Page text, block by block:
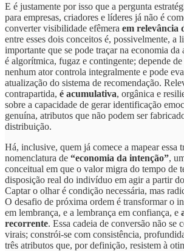
E é justamente por isso que a pergunta
para empresas, criadores e líderes já não é
converter visibilidade efêmera em relevância
entre esses dois conceitos é, possivelmente, a
importante que se pode traçar na economia
é algorítmica, fugaz e contingente; depende
nenhum ator controla integralmente e pode
atualização do sistema de recomendação.
contrapartida, é acumulativa, orgânica e
sobre a capacidade de gerar identificação
genuína, atributos que não podem ser
distribuição.
Há, inclusive, quem já comece a mapear essa
nomenclatura de “economia da intenção”,
conceitual em que o valor migra do tempo de
disposição real do indivíduo em agir a partir
Captar o olhar é condição necessária, mas
O desafio de próxima ordem é transformar o
em lembrança, e a lembrança em confiança, e
recorrente. Essa cadeia de conversão não se
virais; constrói-se com consistência,
três atributos que, por definição, resistem à